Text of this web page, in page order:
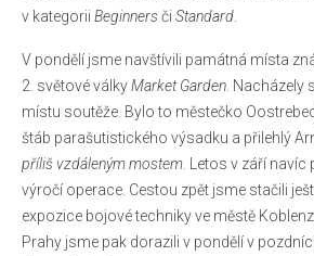
Kontakty
v kategorii Beginnersči Standard
V pondělí jsme navštívili památná místa
2. světové válkyMarket Garden .
místu soutěže. Bylo to městečko
štáb parašutistického výsadku a přilehlý
příliš vzdáleným mostem . Letos v září
výročí operace. Cestou zpět jsme stačili
expozice bojové techniky ve městě
Prahy jsme pak dorazili v pondělí v